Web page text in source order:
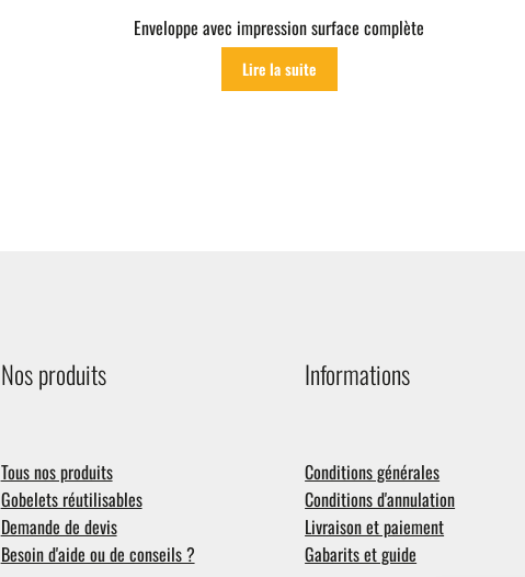
Enveloppe avec impression surface complète
Lire la suite
Nos produits
Tous nos produits
Gobelets réutilisables
Demande de devis
Besoin d'aide ou de conseils ?
Informations
Conditions générales
Conditions d'annulation
Livraison et paiement
Gabarits et guide